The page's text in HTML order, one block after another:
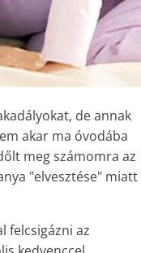
de annak
akar ma óvodába
meg számomra az
"elvesztése" miatt
felcsigázni az